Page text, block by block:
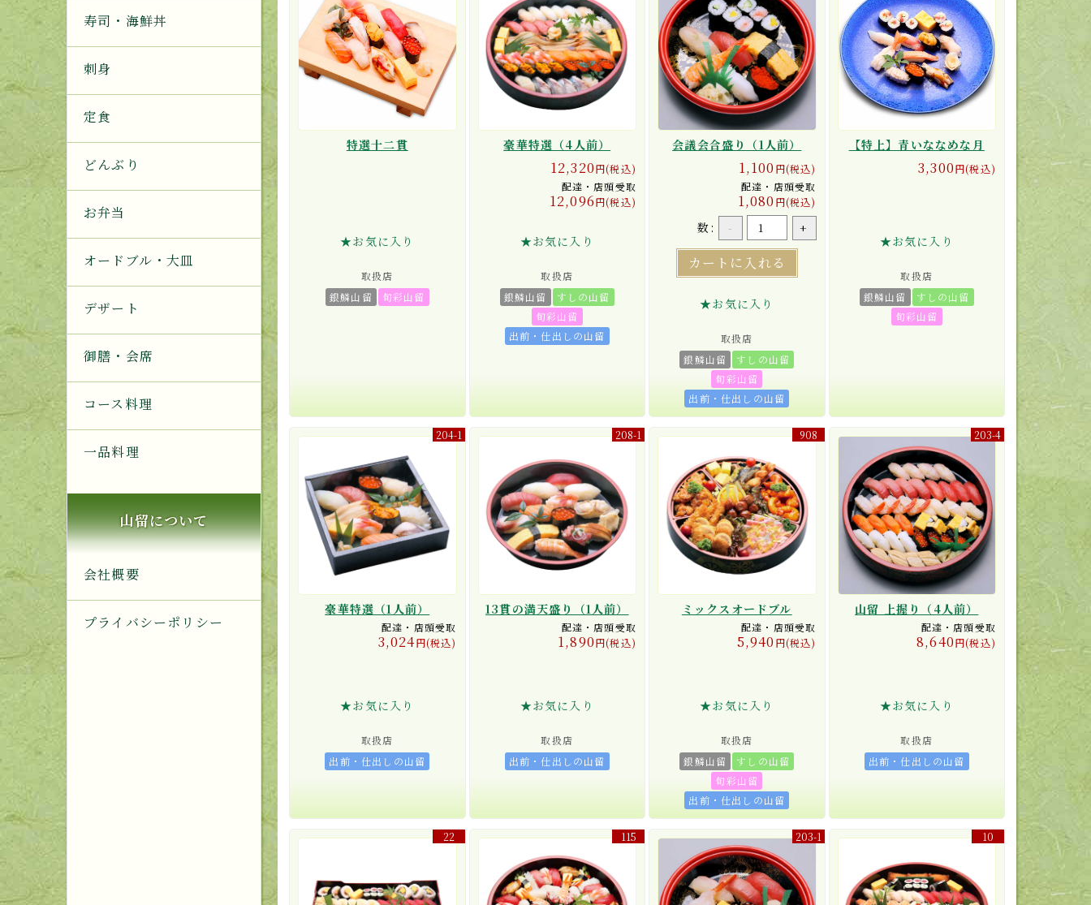
寿司・海鮮丼
刺身
定食
どんぶり
お弁当
オードブル・大皿
デザート
御膳・会席
コース料理
一品料理
山留について
会社概要
プライバシーポリシー
特選十二貫
★お気に入り
取扱店
銀鱗山留
旬彩山留
豪華特選（4人前）
12,320円(税込)
配達・店頭受取
12,096円(税込)
★お気に入り
取扱店
銀鱗山留
すしの山留
旬彩山留
出前・仕出しの山留
会議会合盛り（1人前）
1,100 円(税込)
配達・店頭受取
1,080 円(税込)
数: - +
カートに入れる
★お気に入り
取扱店
銀鱗山留
すしの山留
旬彩山留
出前・仕出しの山留
【特上】青いななめな月
3,300円(税込)
★お気に入り
取扱店
銀鱗山留
すしの山留
旬彩山留
204-1
豪華特選（1人前）
配達・店頭受取
3,024円(税込)
★お気に入り
取扱店
出前・仕出しの山留
208-1
13貫の満天盛り（1人前）
配達・店頭受取
1,890円(税込)
★お気に入り
取扱店
出前・仕出しの山留
908
ミックスオードブル
配達・店頭受取
5,940 円(税込)
★お気に入り
取扱店
銀鱗山留
すしの山留
旬彩山留
出前・仕出しの山留
203-4
山留 上握り（4人前）
配達・店頭受取
8,640円(税込)
★お気に入り
取扱店
出前・仕出しの山留
22 115 203-1 10